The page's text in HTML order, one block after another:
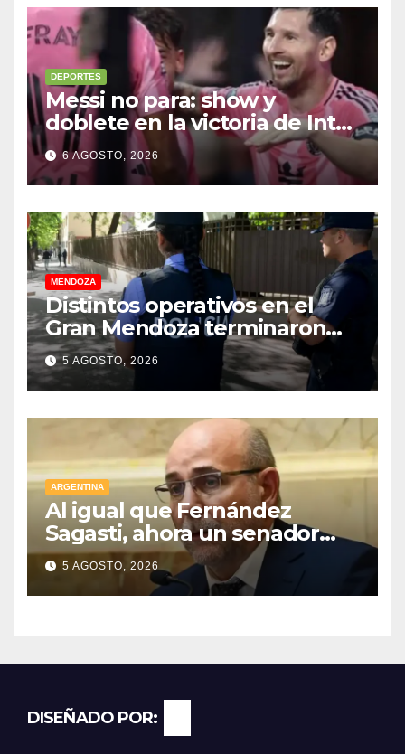
DEPORTES
Messi no para: show y
doblete en la victoria de Inter
Miami
6 AGOSTO, 2026
MENDOZA
Distintos operativos en el
Gran Mendoza terminaron
con cuatro delincuentes
detenidos
5 AGOSTO, 2026
ARGENTINA
Al igual que Fernández
Sagasti, ahora un senador
radical pidió votar en forma
remota
5 AGOSTO, 2026
DISEÑADO POR: